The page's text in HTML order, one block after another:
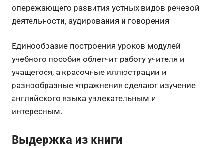
опережающего развития устных видов речевой
деятельности, аудирования и говорения.
Единообразие построения уроков модулей
учебного пособия облегчит работу учителя и
учащегося, а красочные иллюстрации и
разнообразные упражнения сделают изучение
английского языка увлекательным и
интересным.
Выдержка из книги